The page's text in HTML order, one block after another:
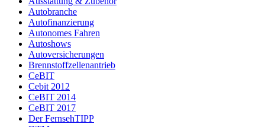
Autobranche
Autofinanzierung
Autonomes Fahren
Autoshows
Autoversicherungen
Brennstoffzellenantrieb
CeBIT
Cebit 2012
CeBIT 2014
CeBIT 2017
Der FernsehTIPP